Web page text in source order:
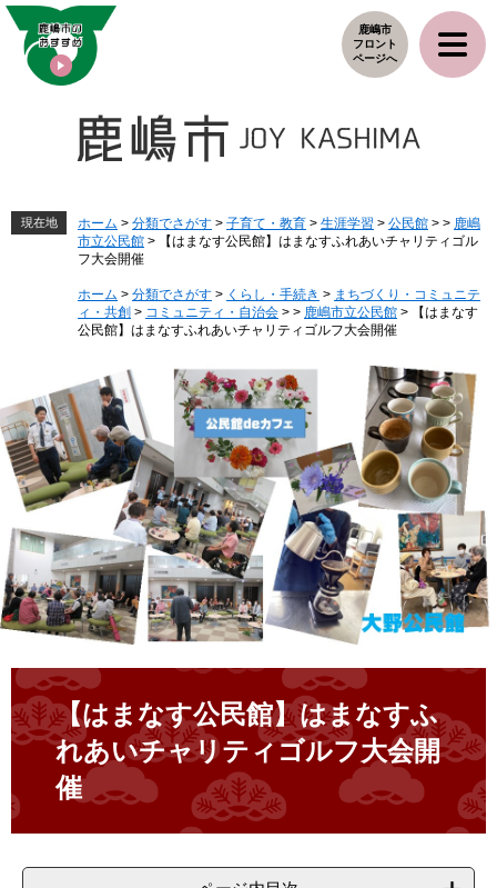
ペ
メ
鹿嶋市
フロント
ページへ
現在地 ホーム > 分類でさがす > 子育て・教育 > 生涯学習 > 公民館 > > 鹿嶋
市立公民館 >
【はまなす公民館】はまなすふれあいチャリティゴル
フ大会開催
ホーム > 分類でさがす > くらし・手続き > まちづくり・コミュニテ
ィ・共創 > コミュニティ・自治会 > > 鹿嶋市立公民館 >
【はまなす
公民館】はまなすふれあいチャリティゴルフ大会開催
本
文
【はまなす公民館】はまなすふ
れあいチャリティゴルフ大会開
催